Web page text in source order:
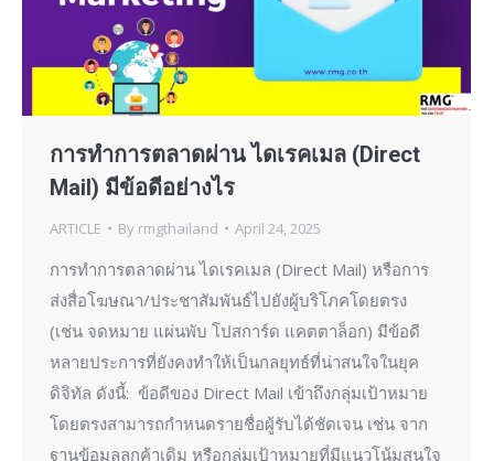
การทำการตลาดผ่าน ไดเรคเมล (Direct
Mail) มีข้อดีอย่างไร
ARTICLE By rmgthailand April 24, 2025
การทำการตลาดผ่าน ไดเรคเมล (Direct Mail) หรือการ
ส่งสื่อโฆษณา/ประชาสัมพันธ์ไปยังผู้บริโภคโดยตรง
(เช่น จดหมาย แผ่นพับ โปสการ์ด แคตตาล็อก) มีข้อดี
หลายประการที่ยังคงทำให้เป็นกลยุทธ์ที่น่าสนใจในยุค
ดิจิทัล ดังนี้: ข้อดีของ Direct Mail เข้าถึงกลุ่มเป้าหมาย
โดยตรงสามารถกำหนดรายชื่อผู้รับได้ชัดเจน เช่น จาก
ฐานข้อมูลลูกค้าเดิม หรือกลุ่มเป้าหมายที่มีแนวโน้มสนใจ